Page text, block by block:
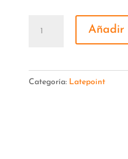
Mensual
cantidad
Añadir
Categoría: Latepoint